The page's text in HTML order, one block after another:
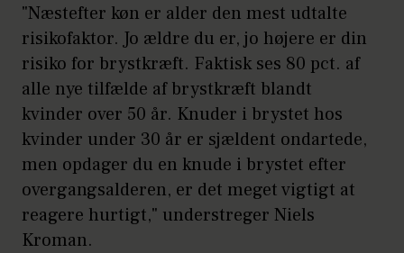
"Næstefter køn er alder den mest udtalte
risikofaktor. Jo ældre du er, jo højere er din
risiko for brystkræft. Faktisk ses 80 pct. af
alle nye tilfælde af brystkræft blandt
kvinder over 50 år. Knuder i brystet hos
kvinder under 30 år er sjældent ondartede,
men opdager du en knude i brystet efter
overgangsalderen, er det meget vigtigt at
reagere hurtigt," understreger Niels
Kroman.